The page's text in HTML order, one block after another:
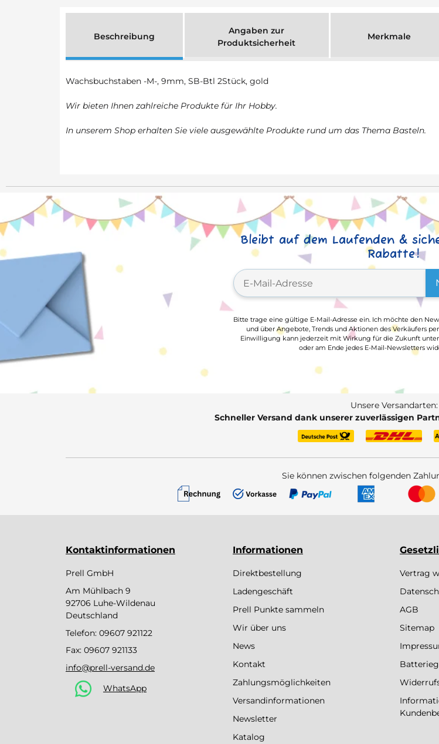
Beschreibung
Angaben zur
Produktsicherheit
Merkmale
Wachsbuchstaben -M-, 9mm, SB-Btl 2Stück, gold
Wir bieten Ihnen zahlreiche Produkte für Ihr Hobby.
In unserem Shop erhalten Sie viele ausgewählte Produkte rund um das Thema Basteln.
Bleibt auf dem Laufenden &
Rabatte!
Bitte trage eine gültige E-Mail-Adresse ein. Ich möchte den
und über Angebote, Trends und Aktionen des Verkäufers
Einwilligung kann jederzeit mit Wirkung für die Zukunft
oder am Ende jedes E-Mail-Newsletters
Unsere Versandarten:
Schneller Versand dank unserer zuverlässigen
Sie können zwischen folgenden
Kontaktinformationen
Prell GmbH
Am Mühlbach 9
92706 Luhe-Wildenau
Deutschland
Telefon: 09607 921122
Fax: 09607 921133
info@prell-versand.de
WhatsApp
Informationen
Direktbestellung
Ladengeschäft
Prell Punkte sammeln
Wir über uns
News
Kontakt
Zahlungsmöglichkeiten
Versandinformationen
Newsletter
Katalog
Vertrag
AGB
Sitemap